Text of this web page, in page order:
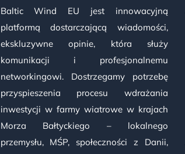
Baltic Wind EU jest innowacyjną
platformą dostarczającą wiadomości,
ekskluzywne opinie, która służy
komunikacji i profesjonalnemu
networkingowi. Dostrzegamy potrzebę
przyspieszenia procesu wdrażania
inwestycji w farmy wiatrowe w krajach
Morza Bałtyckiego – lokalnego
przemysłu, MŚP, społeczności z Danii,